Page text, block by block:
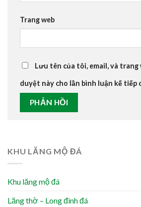
Trang web
Lưu tên của tôi, email, và
duyệt này cho lần bình luận kế tiếp
KHU LĂNG MỘ ĐÁ
Khu lăng mộ đá
Lăng thờ – Long đình đá